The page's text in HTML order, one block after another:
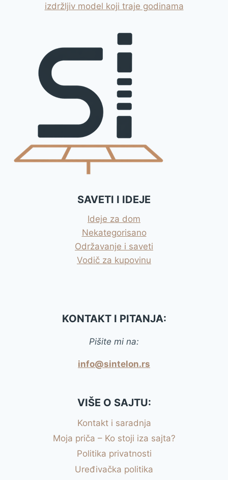
izdržljiv model koji traje godinama
SAVETI I IDEJE
Ideje za dom
Nekategorisano
Održavanje i saveti
Vodič za kupovinu
KONTAKT I PITANJA:
Pišite mi na:
info@sintelon.rs
VIŠE O SAJTU:
Kontakt i saradnja
Moja priča – Ko stoji iza sajta?
Politika privatnosti
Uređivačka politika